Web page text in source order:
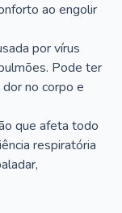
ao engolir
por vírus
Pode ter
no corpo e
que afeta todo
respiratória